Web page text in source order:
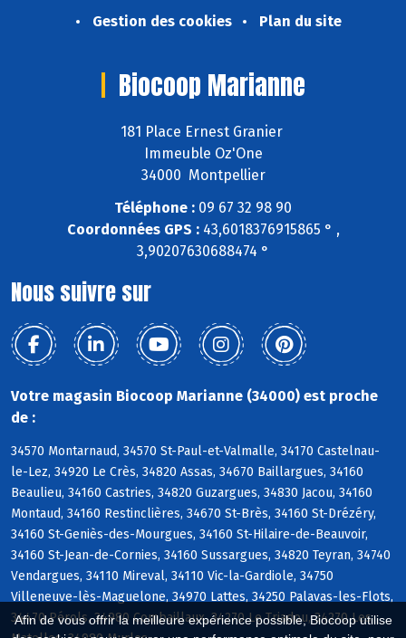
Afin de vous offrir la meilleure expérience possible, Biocoop utilise
Gestion des cookies
Plan du site
Biocoop Marianne
181 Place Ernest Granier
Immeuble Oz'One
34000 Montpellier
Téléphone : 09 67 32 98 90
Coordonnées GPS :43,6018376915865 ° ,
3,90207630688474 °
Nous suivre sur
Votre magasin Biocoop Marianne (34000) est proche
de :
34570 Montarnaud, 34570 St-Paul-et-Valmalle, 34170 Castelnau-
le-Lez, 34920 Le Crès, 34820 Assas, 34670 Baillargues, 34160
Beaulieu, 34160 Castries, 34820 Guzargues, 34830 Jacou, 34160
Montaud, 34160 Restinclières, 34670 St-Brès, 34160 St-Drézéry,
34160 St-Geniès-des-Mourgues, 34160 St-Hilaire-de-Beauvoir,
34160 St-Jean-de-Cornies, 34160 Sussargues, 34820 Teyran, 34740
Vendargues, 34110 Mireval, 34110 Vic-la-Gardiole, 34750
Villeneuve-lès-Maguelone, 34970 Lattes, 34250 Palavas-les-Flots,
34470 Pérols, 34980 Combaillaux, 34270 Le Triadou, 34270 Les